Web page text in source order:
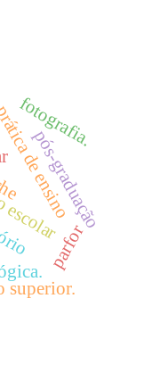
de ensino
pós-graduação
parfor
ensino superior.
fotografia.